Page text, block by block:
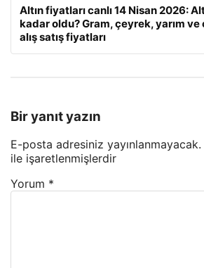
Altın fiyatları canlı 14 Nisan 2026:
kadar oldu? Gram, çeyrek, yarım ve
alış satış fiyatları
Bir yanıt yazın
E-posta adresiniz yayınlanmayacak.
ile işaretlenmişlerdir
Yorum *